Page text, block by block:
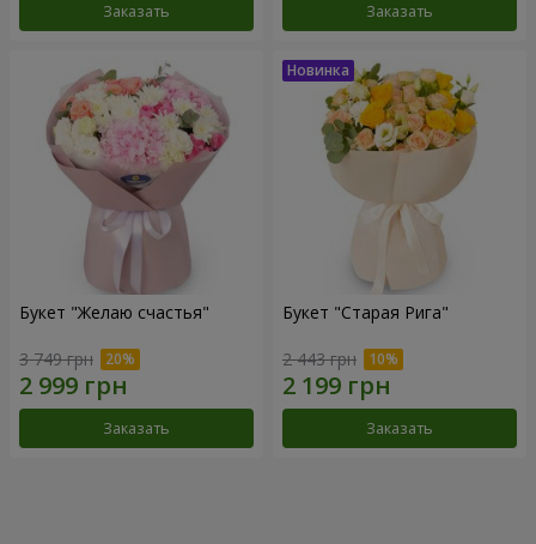
Заказать Заказать
Букет "Желаю счастья"
3 749 грн
Заказать
Букет "Старая Рига"
2 443 грн
Заказать